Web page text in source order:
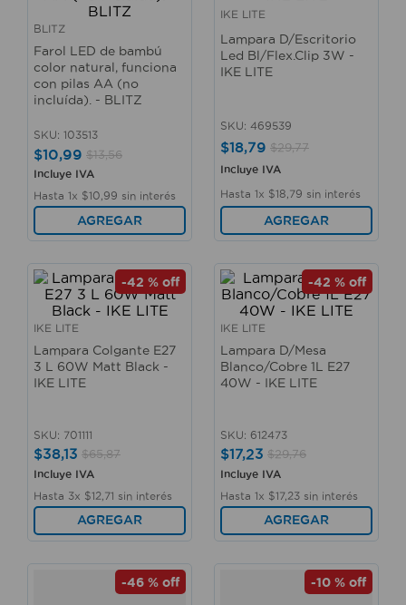
BLITZ
Farol LED de bambú
color natural, funciona
con pilas AA (no
incluída). - BLITZ
SKU: 103513
$10,99 $13,56
Incluye IVA
Hasta 1x $10 99 sin interés
AGREGAR
IKE LITE
Lampara D/Escritorio
Led Bl/Flex.Clip 3W -
IKE LITE
SKU: 469539
$18,79 $29,77
Incluye IVA
Hasta 1x $18 79 sin interés
AGREGAR
-42 % off
IKE LITE
Lampara Colgante E27
3 L 60W Matt Black -
IKE LITE
SKU: 701111
$38,13 $65,87
Incluye IVA
Hasta 3x $12 71 sin interés
AGREGAR
-42 % off
IKE LITE
Lampara D/Mesa
Blanco/Cobre 1L E27
40W - IKE LITE
SKU: 612473
$17,23 $29,76
Incluye IVA
Hasta 1x $17, 23 sin interés
AGREGAR
-46 % off -10 % off
aspiradora
taladro